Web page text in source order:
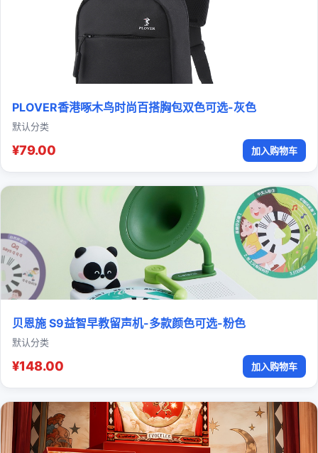
PLOVER香港啄木鸟时尚百搭胸包双色可选-灰色
默认分类
¥79.00 加入购物车
贝恩施 S9益智早教留声机-多款颜色可选-粉色
默认分类
¥148.00 加入购物车